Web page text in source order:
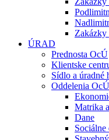
ÚRAD
Prednosta OcÚ
Klientske
Sídlo a úradné
Oddelenia OcÚ
Matrika
Dane
Sociálne